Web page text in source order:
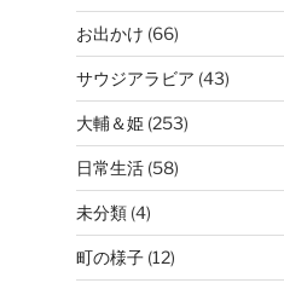
お出かけ (66)
サウジアラビア (43)
大輔＆姫(253)
日常生活(58)
未分類(4)
町の様子(12)